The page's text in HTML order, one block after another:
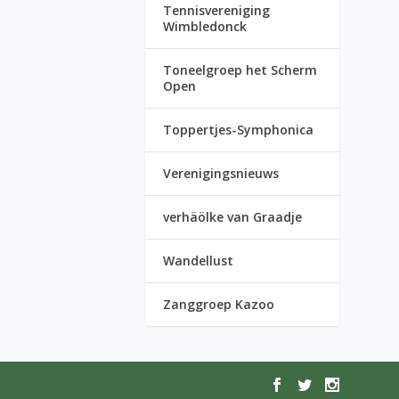
Tennisvereniging
Wimbledonck
Toneelgroep het Scherm
Open
Toppertjes-Symphonica
Verenigingsnieuws
verhäölke van Graadje
Wandellust
Zanggroep Kazoo